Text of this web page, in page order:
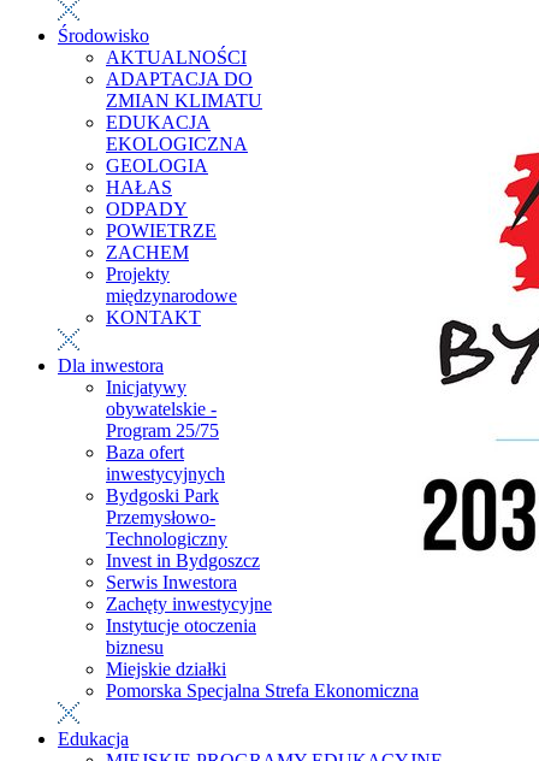
Środowisko
AKTUALNOŚCI
ADAPTACJA DO
ZMIAN KLIMATU
EDUKACJA
EKOLOGICZNA
GEOLOGIA
HAŁAS
ODPADY
POWIETRZE
ZACHEM
Projekty
międzynarodowe
KONTAKT
Dla inwestora
Inicjatywy
obywatelskie -
Program 25/75
Baza ofert
inwestycyjnych
Bydgoski Park
Przemysłowo-
Technologiczny
Invest in Bydgoszcz
Serwis Inwestora
Zachęty inwestycyjne
Instytucje otoczenia
biznesu
Miejskie działki
Pomorska Specjalna Strefa Ekonomiczna
Edukacja